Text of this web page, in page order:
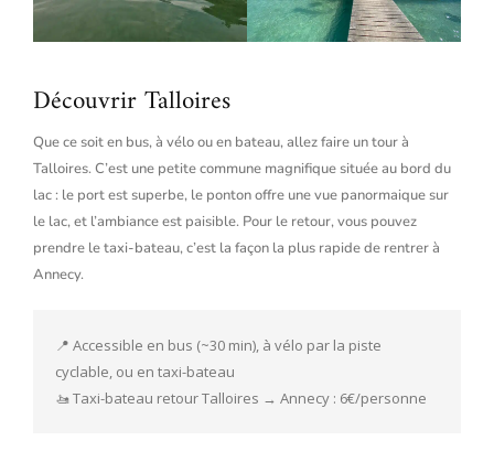
Découvrir Talloires
Que ce soit en bus, à vélo ou en bateau, allez faire un tour à
Talloires. C’est une petite commune magnifique située au bord du
lac : le port est superbe, le ponton offre une vue panormaique sur
le lac, et l’ambiance est paisible. Pour le retour, vous pouvez
prendre le taxi-bateau, c’est la façon la plus rapide de rentrer à
Annecy.
📍 Accessible en bus (~30 min), à vélo par la piste
cyclable, ou en taxi-bateau
🚤 Taxi-bateau retour Talloires → Annecy : 6€/personne